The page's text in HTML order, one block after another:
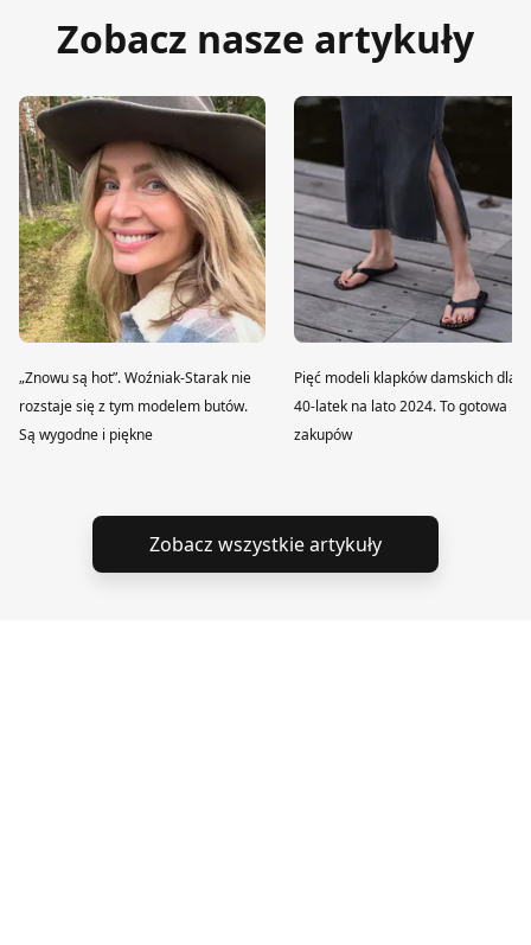
Zobacz nasze artykuły
„Znowu są hot”. Woźniak-Starak nie
rozstaje się z tym modelem butów.
Są wygodne i piękne
Pięć modeli klapków damskich dla
40-latek na lato 2024. To gotowa
zakupów
Zobacz wszystkie artykuły